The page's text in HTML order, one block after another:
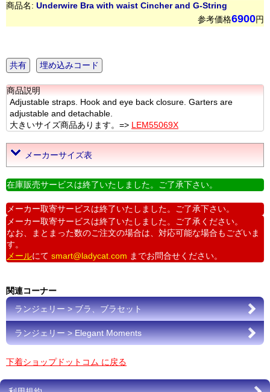
商品名: Underwire Bra with waist Cincher and G-String
参考価格6900円
共有 埋め込みコード
商品説明
Adjustable straps. Hook and eye back closure. Garters are
adjustable and detachable.
大きいサイズ商品あります。=> LEM55069X
メーカーサイズ表
在庫販売サービスは終了いたしました。ご了承下さい。
メーカー取寄サービスは終了いたしました。ご了承下さい。
メーカー取寄サービスは終了いたしました。ご了承ください。
なお、まとまった数のご注文の場合は、対応可能な場合もございま
す。
メールにて smart@ladycat.com までお問合せください。
関連コーナー
ランジェリー > ブラ、ブラセット
ランジェリー > Elegant Moments
下着ショップドットコム に戻る